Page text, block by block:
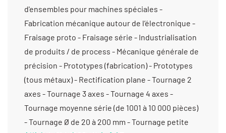
d'ensembles pour machines spéciales -
Fabrication mécanique autour de l’électronique -
Fraisage proto - Fraisage série - Industrialisation
de produits / de process - Mécanique générale de
précision - Prototypes (fabrication) - Prototypes
(tous métaux) - Rectification plane - Tournage 2
axes - Tournage 3 axes - Tournage 4 axes -
Tournage moyenne série (de 1001 à 10 000 pièces)
- Tournage Ø de 20 à 200 mm - Tournage petite